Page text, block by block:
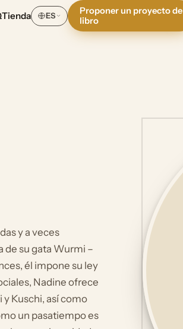
Tienda ES
Proponer un proyecto de
libro
y a veces
de su gata Wurmi –
él impone su ley
Nadine ofrece
y Kuschi, así como
un pasatiempo es